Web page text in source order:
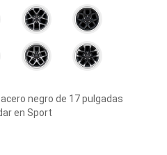
negro de 17 pulgadas
en Sport